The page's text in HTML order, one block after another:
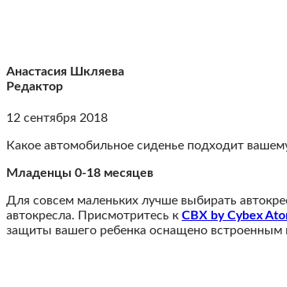
Анастасия Шкляева
Редактор
12 сентября 2018
Какое автомобильное сиденье подходит
Младенцы 0-18 месяцев
Для совсем маленьких лучше выбирать
автокресла. Присмотритесь к CBX by Cybex
защиты вашего ребенка оснащено